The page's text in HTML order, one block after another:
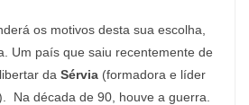
os motivos desta sua escolha,
Um país que saiu recentemente de
da Sérvia (formadora e líder
Na década de 90, houve a guerra.